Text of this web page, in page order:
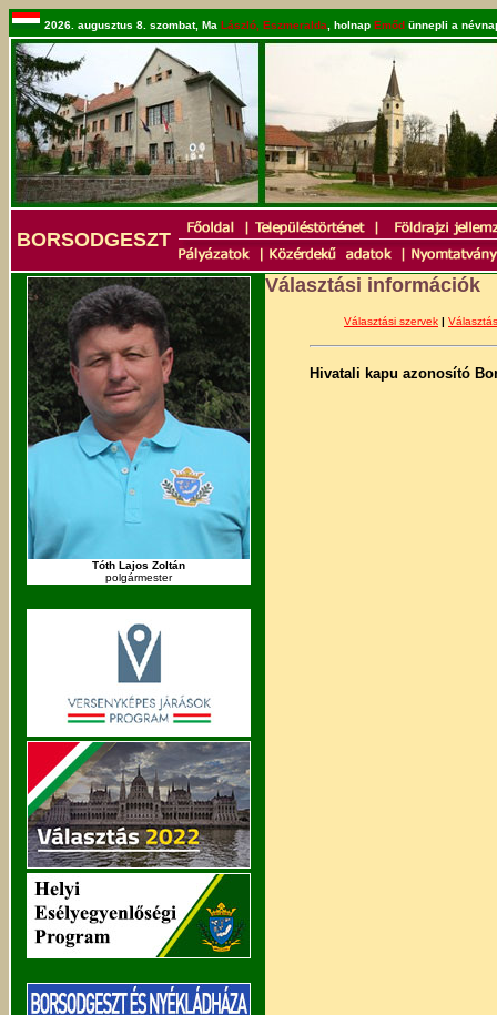
2026. augusztus 8. szombat, Ma László, Eszmeralda , holnap Emőd ünnepli a
BORSODGESZT
Tóth Lajos Zoltán
polgármester
Választási információk
Választási szervek |
Hivatali kapu azonosító